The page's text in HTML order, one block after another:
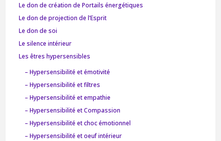
Le don de création de Portails énergétiques
Le don de projection de l’Esprit
Le don de soi
Le silence intérieur
Les êtres hypersensibles
– Hypersensibilité et émotivité
– Hypersensibilité et filtres
– Hypersensibilité et empathie
– Hypersensibilité et Compassion
– Hypersensibilité et choc émotionnel
– Hypersensibilité et oeuf intérieur